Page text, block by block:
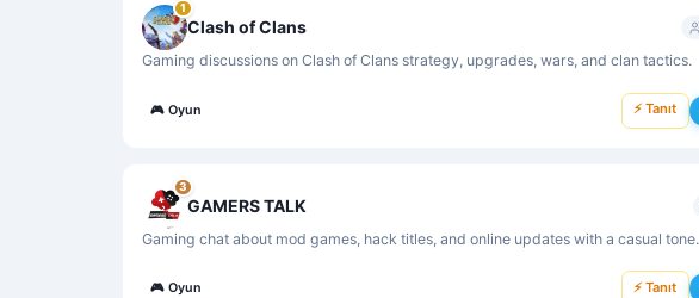
1
Clash of Clans
Gaming discussions on Clash of Clans strategy, upgrades, wars, and clan tactics.
🎮 Oyun ⚡ Tanıt
3
GAMERS TALK
Gaming chat about mod games, hack titles, and online updates with a casual tone.
🎮 Oyun ⚡ Tanıt